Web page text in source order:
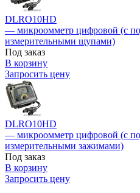
DLRO10HD
— микроомметр цифровой (с
измерительными щупами)
Под заказ
В корзину
Запросить цену
DLRO10HD
— микроомметр цифровой (с
измерительными зажимами)
Под заказ
В корзину
Запросить цену